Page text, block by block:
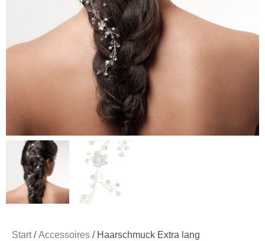
Start/Accessoires / Haarschmuck Extra lang